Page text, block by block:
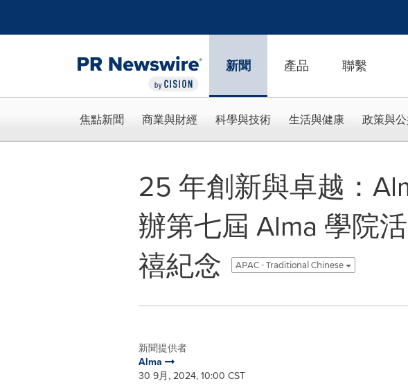
新聞 產品 聯繫
焦點新聞 商業與財經 科學與技術 生活與健康 政策與
25 年創新與卓越：
辦第七屆 Alma 學院
禧紀念
APAC - Traditional Chinese
新聞提供者
Alma
30 9月, 2024, 10:00 CST